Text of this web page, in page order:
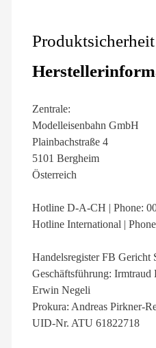
Produktsicherheit
Zentrale:
Modelleisenbahn GmbH
Plainbachstraße 4
5101 Bergheim
Österreich
Hotline D-A-CH | Phone:
Hotline International |
Handelsregister FB Gericht
Geschäftsführung:
Erwin Negeli
Prokura: Andreas Pirkner-
UID-Nr. ATU 61822718